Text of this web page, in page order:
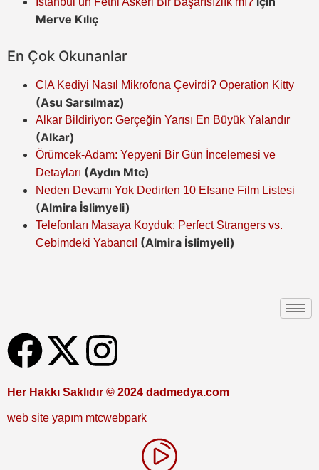
Merve Kılıç
En Çok Okunanlar
CIA Kediyi Nasıl Mikrofona Çevirdi? Operation Kitty
(Asu Sarsılmaz)
Alkar Bildiriyor: Gerçeğin Yarısı En Büyük Yalandır
(Alkar)
Örümcek-Adam: Yepyeni Bir Gün İncelemesi ve
Detayları (Aydın Mtc)
Neden Devamı Yok Dedirten 10 Efsane Film Listesi
(Almira İslimyeli)
Telefonları Masaya Koyduk: Perfect Strangers vs.
Cebimdeki Yabancı! (Almira İslimyeli)
Her Hakkı Saklıdır © 2024 dadmedya.com
web site yapım mtcwebpark